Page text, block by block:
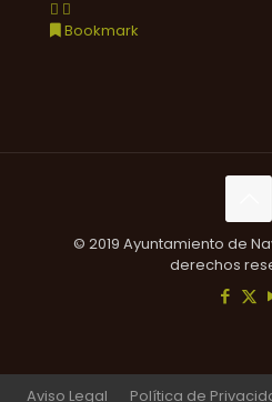
Bookmark
© 2019 Ayuntamiento de
derechos
Aviso Legal Política de